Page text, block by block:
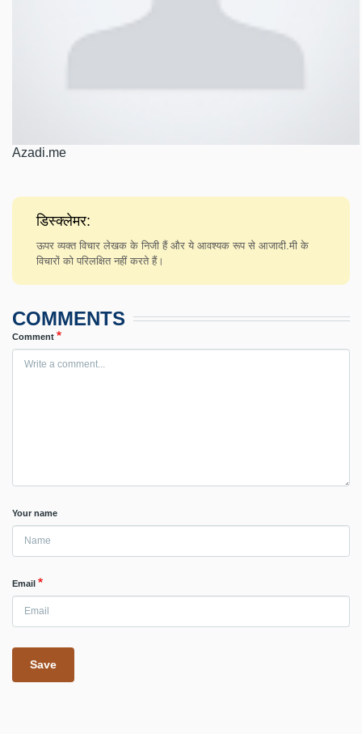
Azadi.me
डिस्क्लेमर:
ऊपर व्यक्त विचार लेखक के निजी हैं और ये आवश्यक रूप से आजादी.मी के
विचारों को परिलक्षित नहीं करते हैं।
COMMENTS
Comment
Your name
Email